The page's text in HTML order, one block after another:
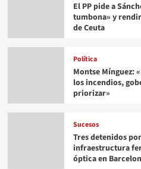
El PP pide a
tumbona» y
de Ceuta
Política
Montse Mínguez:
los incendios,
priorizar»
Sucesos
Tres detenidos
infraestructura
óptica en